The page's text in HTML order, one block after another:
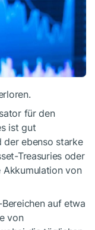
für den
ist gut
ebenso starke
Treasuries oder
Akkumulation von
auf etwa
von